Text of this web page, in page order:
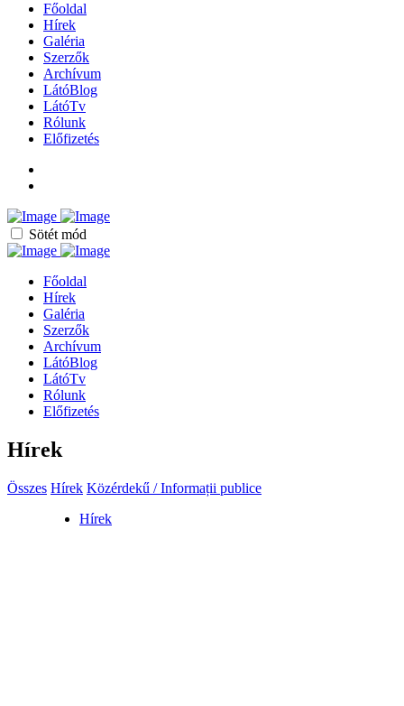
Főoldal
Hírek
Galéria
Szerzők
Archívum
LátóBlog
LátóTv
Rólunk
Előfizetés
Sötét mód
Főoldal
Hírek
Galéria
Szerzők
Archívum
LátóBlog
LátóTv
Rólunk
Előfizetés
Hírek
Összes Hírek Közérdekű / Informații publice
Hírek